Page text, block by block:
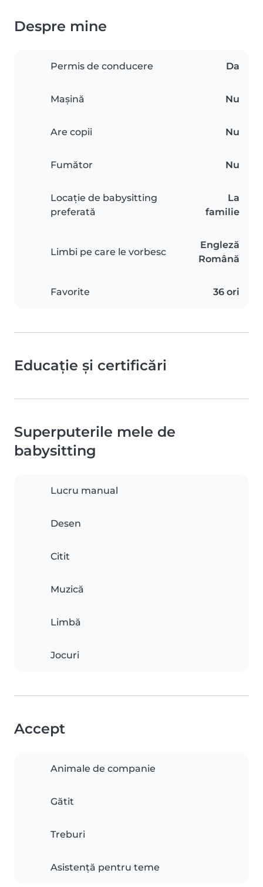
Despre mine
Permis de conducere Da
Mașină Nu
Are copii Nu
Fumător Nu
Locație de babysitting
preferată
La
familie
Limbi pe care le vorbesc
Engleză
Română
Favorite 36 ori
Educație și certificări
Superputerile mele de
babysitting
Lucru manual
Desen
Citit
Muzică
Limbă
Jocuri
Accept
Animale de companie
Gătit
Treburi
Asistență pentru teme